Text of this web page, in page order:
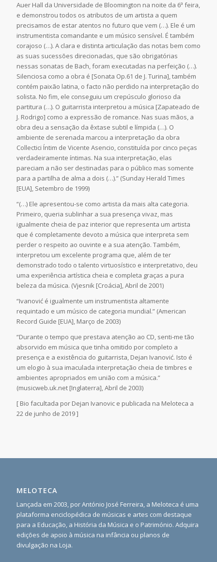
Auer Hall da Universidade de Bloomington na noite da 6ª feira,
e demonstrou todos os atributos de um artista a quem
precisamos de estar atentos no futuro que vem (…). Ele é um
instrumentista comandante e um músico sensível. É também
corajoso (…). A clara e distinta articulação das notas bem como
as suas sucessões direcionadas, que são obrigatórias
nessas sonatas de Bach, foram executadas na perfeição (…).
Silenciosa como a obra é [Sonata Op.61 de J. Turina], também
contém paixão latina, o facto não perdido na interpretação do
solista. No fim, ele conseguiu um crepúsculo glorioso da
partitura (…). O guitarrista interpretou a música [Zapateado de
J. Rodrigo] como a expressão de romance. Nas suas mãos, a
obra deu a sensação da êxtase subtil e límpida (…). O
ambiente de serenada marcou a interpretação da obra
Collectici Íntim de Vicente Asencio, constituída por cinco peças
verdadeiramente íntimas. Na sua interpretação, elas
pareciam a não ser destinadas para o público mas somente
para a partilha de alma a dois (…).” (Sunday Herald Times
[EUA], Setembro de 1999)
“(…) Ele apresentou-se como artista da mais alta categoria.
Primeiro, queria sublinhar a sua presença vivaz, mas
igualmente cheia de paz interior que representa um artista
que é completamente devoto a música que interpreta sem
perder o respeito ao ouvinte e a sua atenção. Também,
interpretou um excelente programa que, além de ter
demonstrado todo o talento virtuosístico e interpretativo, deu
uma experiência artística cheia e completa graças a pura
beleza da música. (Vjesnik [Croácia], Abril de 2001)
“Ivanović é igualmente um instrumentista altamente
requintado e um músico de categoria mundial.” (American
Record Guide [EUA], Março de 2003)
“Durante o tempo que prestava atenção ao CD, senti-me tão
absorvido em música que tinha omitido por completo a
presença e a existência do guitarrista, Dejan Ivanović. Isto é
um elogio à sua imaculada interpretação cheia de timbres e
ambientes apropriados em união com a música.”
(musicweb.uk.net [Inglaterra], Abril de 2003)
[ Bio facultada por Dejan Ivanovic e publicada na Meloteca a
22 de junho de 2019 ]
MELOTECA
Lançada em 2003, por António José Ferreira, a Meloteca é uma
plataforma enciclopédica de músicas e artes com destaque
para a Educação, a História da Música e o Património. Adquira
edições de apoio à música na infância ou planos de
divulgação na Loja.